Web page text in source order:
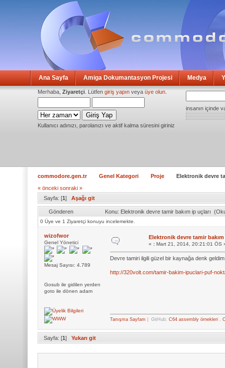
Ana Sayfa Amiga Dokumantasyon Projesi Medya
Merhaba, Ziyaretçi . Lütfen giriş yapın veya üye olun
Kullanıcı adınızı, parolanızı ve aktif kalma süresini giriniz
insanın içinde
commodore.gen.tr Genel Kategori Proje
Elektronik devre
« önceki sonraki »
Sayfa: [1] Aşağı git
Gönderen Konu: Elektronik devre tamir bakım ip uçları
0 Üye ve 1 Ziyaretçi konuyu incelemekte.
wizofwor
Genel Yönetici
Mesaj Sayısı: 4.789
Gosub ile gidilen yerden
goto ile dönen adam
Elektronik devre tamir bakım
« :Mart 21, 2014, 20:21:01 ÖS
Devre tamiri ilgili güzel bir kaynağa denk
http://320volt.com/tamir-bakim-ipuclari-puf-
Tanışma Sayfam | GitHub: C64 assembly örnekleri,
Sayfa: [1] Yukarı git